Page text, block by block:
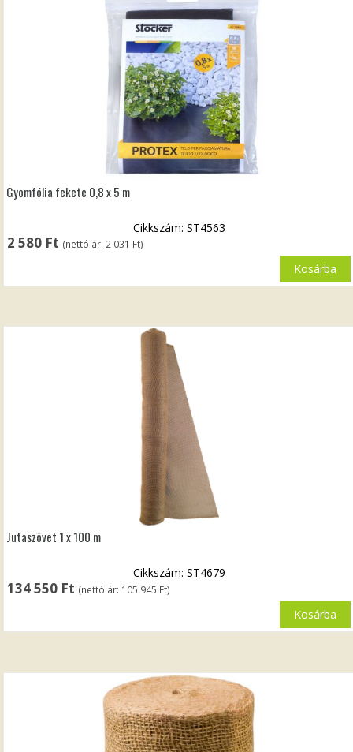
Gyomfólia fekete 0,8 x 5 m
2 580 Ft (nettó ár: 2 031 Ft)
Cikkszám: ST4563
Kosárba
Jutaszövet 1 x 100 m
134 550 Ft (nettó ár: 105 945 Ft)
Cikkszám: ST4679
Kosárba